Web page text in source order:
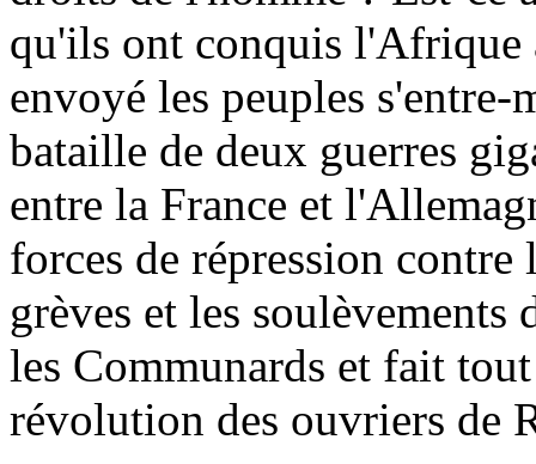
qu'ils ont conquis l'Afrique
envoyé les peuples s'entre-
bataille de deux guerres
entre la France et
forces de répression
grèves et les
les Communards et fait
révolution des ouvriers de